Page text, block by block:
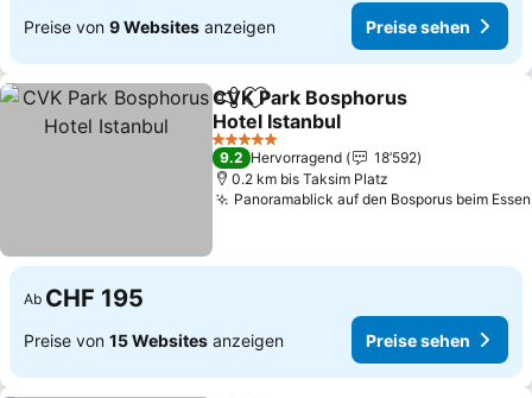
Preise von 9 Websites anzeigen Preise sehen
TeilenZu Favoriten hinzufügen
CVK Park Bosphorus
Hotel Istanbul
Preise sehen
5 Sterne
9.2 Hervorragend
18’592
0.2 km bis Taksim Platz
Panoramablick auf den Bosporus beim Essen
Ab CHF 195
Preise von 15 Websites anzeigen Preise sehen